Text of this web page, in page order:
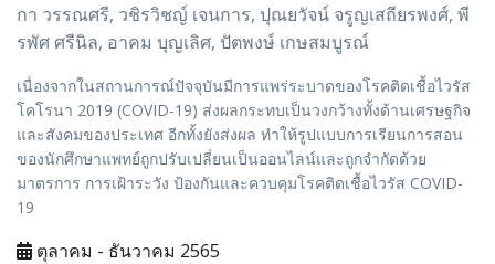
กา วรรณศรี, วชิรวิชญ์ เจนการ, ปุณยวัจน์ จรูญเสถียรพงศ์, พี
รพัศ ศรีนิล, อาคม บุญเลิศ, ปัตพงษ์ เกษสมบูรณ์
เนื่องจากในสถานการณ์ปัจจุบันมีการแพร่ระบาดของโรคติดเชื้อไวรัส
โคโรนา 2019 (COVID-19) ส่งผลกระทบเป็นวงกว้างทั้งด้านเศรษฐกิจ
และสังคมของประเทศ อีกทั้งยังส่งผล ทำให้รูปแบบการเรียนการสอน
ของนักศึกษาแพทย์ถูกปรับเปลี่ยนเป็นออนไลน์และถูกจำกัดด้วย
มาตรการ การเฝ้าระวัง ป้องกันและควบคุมโรคติดเชื้อไวรัส COVID-
19
ตุลาคม - ธันวาคม 2565